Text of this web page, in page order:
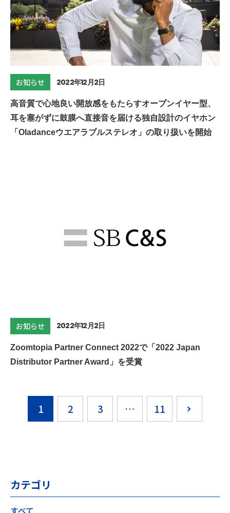
お知らせ 2022年12月2日
高音質で心地良い開放感をもたらすオープンイヤー型、
耳を塞がずに鼓膜へ直接音を届ける独自設計のイヤホン
「Oladanceウエアラブルステレオ」の取り扱いを開始
お知らせ 2022年12月2日
Zoomtopia Partner Connect 2022で「2022 Japan
Distributor Partner Award」を受賞
1 2 3 … 11
カテゴリ
すべて